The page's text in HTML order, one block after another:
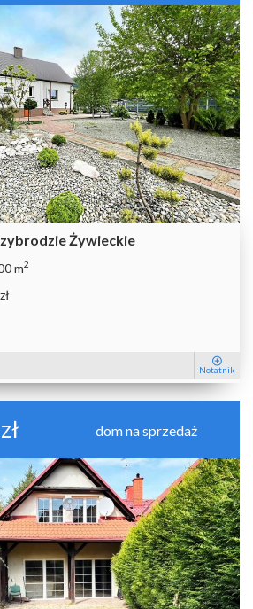
Żywieckie
m2
Notatnik
dom na sprzedaż